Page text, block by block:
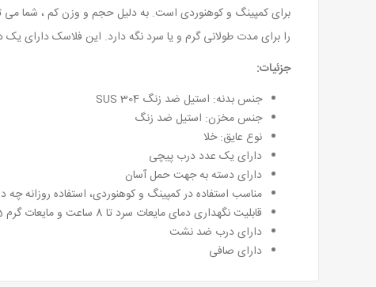
برای کمپینگ و کوهنوردی است. به دلیل حجم و وزن کم ، شما می
را برای مدت طولانی گرم و یا سرد نگه دارد. این فلاسک
جزئیات:
جنس بدنه: استیل ضد زنگ SUS 304
جنس مخزن: استیل ضد زنگ
نوع عایق: خلا
دارای یک عدد درب پیچی
دارای دسته به جهت حمل آسان
مناسب استفاده در کمپینگ و کوهنوردی، استفاده روزانه چه
قابلیت نگهداری دمای مایعات سرد تا 8 ساعت و مایعات گرم 5 ساعت
دارای درب ضد نشت
دارای صافی